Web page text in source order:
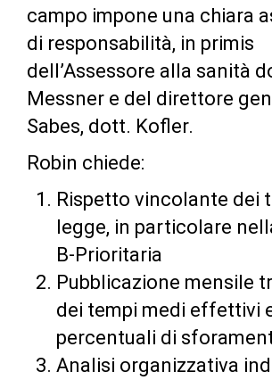
campo impone una chiara
di responsabilità, in primis
dell’Assessore alla sanità
Messner e del direttore
Sabes, dott. Kofler.
Robin chiede:
Rispetto vincolante dei
legge, in particolare
B-Prioritaria
Pubblicazione mensile
dei tempi medi effettivi
percentuali di
Analisi organizzativa